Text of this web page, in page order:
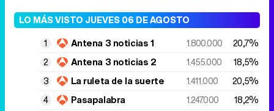
LO MÁS VISTO JUEVES 06 DE AGOSTO
Antena 3 noticias 1 1.800.000 20,7%
Antena 3 noticias 2 1.455.000 18,5%
La ruleta de la suerte 1.411.000 20,5%
Pasapalabra 1.247.000 18,2%